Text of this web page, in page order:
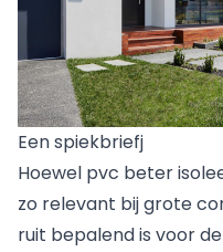
Een spiekbriefj
Hoewel pvc beter
zo relevant bij grote
ruit bepalend is voor